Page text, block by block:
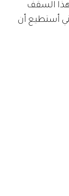
السقف
أستطيع أن